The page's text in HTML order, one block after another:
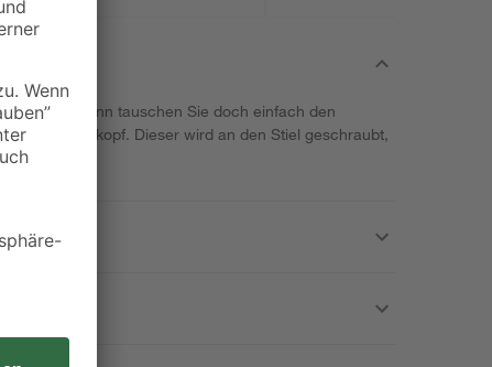
Frische? Dann tauschen Sie doch einfach den
Bürstenkopf. Dieser wird an den Stiel geschraubt,